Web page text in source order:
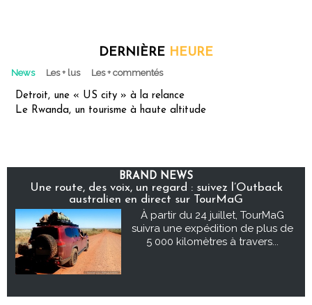
DERNIÈRE HEURE
News Les + lus Les + commentés
Detroit, une « US city » à la relance
Le Rwanda, un tourisme à haute altitude
BRAND NEWS
Une route, des voix, un regard : suivez l’Outback
australien en direct sur TourMaG
À partir du 24 juillet, TourMaG
suivra une expédition de plus de
5 000 kilomètres à travers...